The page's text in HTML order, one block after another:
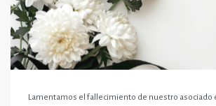
Lamentamos el fallecimiento de nuestro asociado